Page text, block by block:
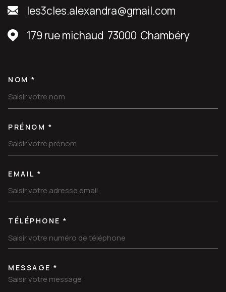
les3cles.alexandra@gmail.com
179 rue michaud 73000 Chambéry
NOM *
PRÉNOM *
EMAIL *
TÉLÉPHONE *
TRAD_MELTEM_VOREDEMANDE
MESSAGE *